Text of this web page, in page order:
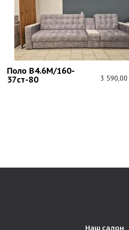
Поло В4.6М/160-
37ст-80 3 590,00